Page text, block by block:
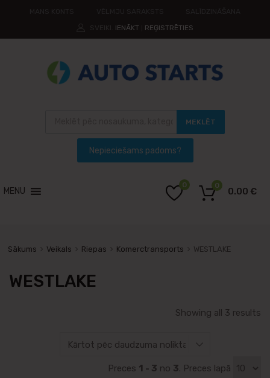
IENĀKT REĢISTRĒTIES
MEKLĒT
MENU
0
0.00 €
0
Sākums Veikals Riepas Komerctransports WESTLAKE
WESTLAKE
Showing all 3 results
Preces 1 - 3 no 3. Preces lapā